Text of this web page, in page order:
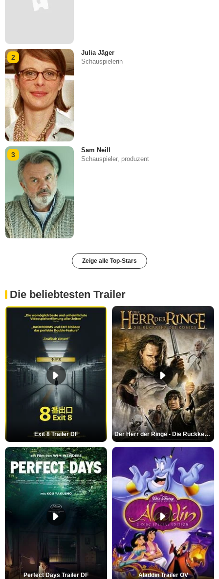
2
Julia Jäger
Schauspielerin
3
Sam Neill
Schauspieler, produzent
Zeige alle Top-Stars
Die beliebtesten Trailer
Exit 8 Trailer DF Der Herr der Ringe - Die Rückkehr des Königs Trailer OV
Perfect Days Trailer DF Aladdin Trailer OV